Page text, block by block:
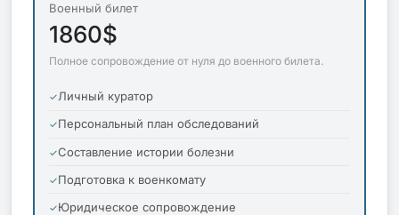
Военный билет
1860$
Полное сопровождение от нуля до военного билета.
Личный куратор
Персональный план обследований
Составление истории болезни
Подготовка к военкомату
Юридическое сопровождение